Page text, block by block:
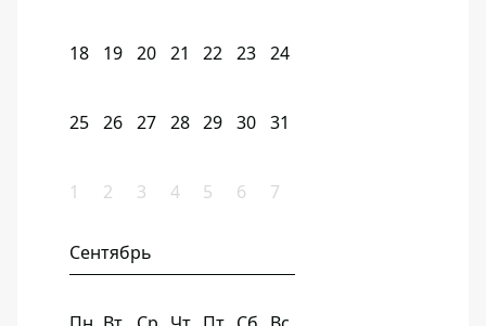
18 19 20 21 22 23 24
25 26 27 28 29 30 31
1 2 3 4 5 6 7
Сентябрь